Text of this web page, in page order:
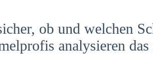
ob und welchen
analysieren